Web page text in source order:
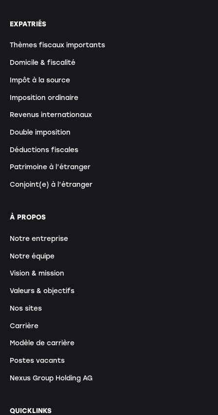
EXPATRIÉS
Thèmes fiscaux importants
Domicile & fiscalité
Impôt à la source
Imposition ordinaire
Revenus internationaux
Double imposition
Déductions fiscales
Patrimoine à l’étranger
Conjoint(e) à l’étranger
À PROPOS
Notre entreprise
Notre équipe
Vision & mission
Valeurs & objectifs
Nos sites
Carrière
Modèle de carrière
Postes vacants
Nexus Group Holding AG
QUICKLINKS